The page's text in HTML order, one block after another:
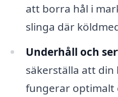
att borra hål i
slinga där
Underhåll och
säkerställa att
fungerar optimalt